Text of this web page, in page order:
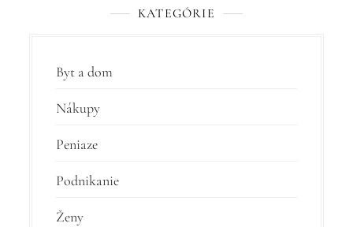
KATEGÓRIE
Byt a dom
Nákupy
Peniaze
Podnikanie
Ženy